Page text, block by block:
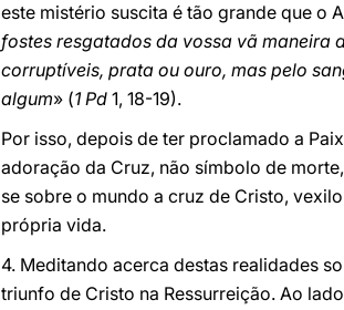
este mistério suscita é tão grande que o
fostes resgatados da vossa vã maneira
corruptíveis, prata ou ouro, mas pelo
algum» (1 Pd 1, 18-19).
Por isso, depois de ter proclamado a
adoração da Cruz, não símbolo de
se sobre o mundo a cruz de Cristo,
própria vida.
4. Meditando acerca destas realidades
triunfo de Cristo na Ressurreição. Ao